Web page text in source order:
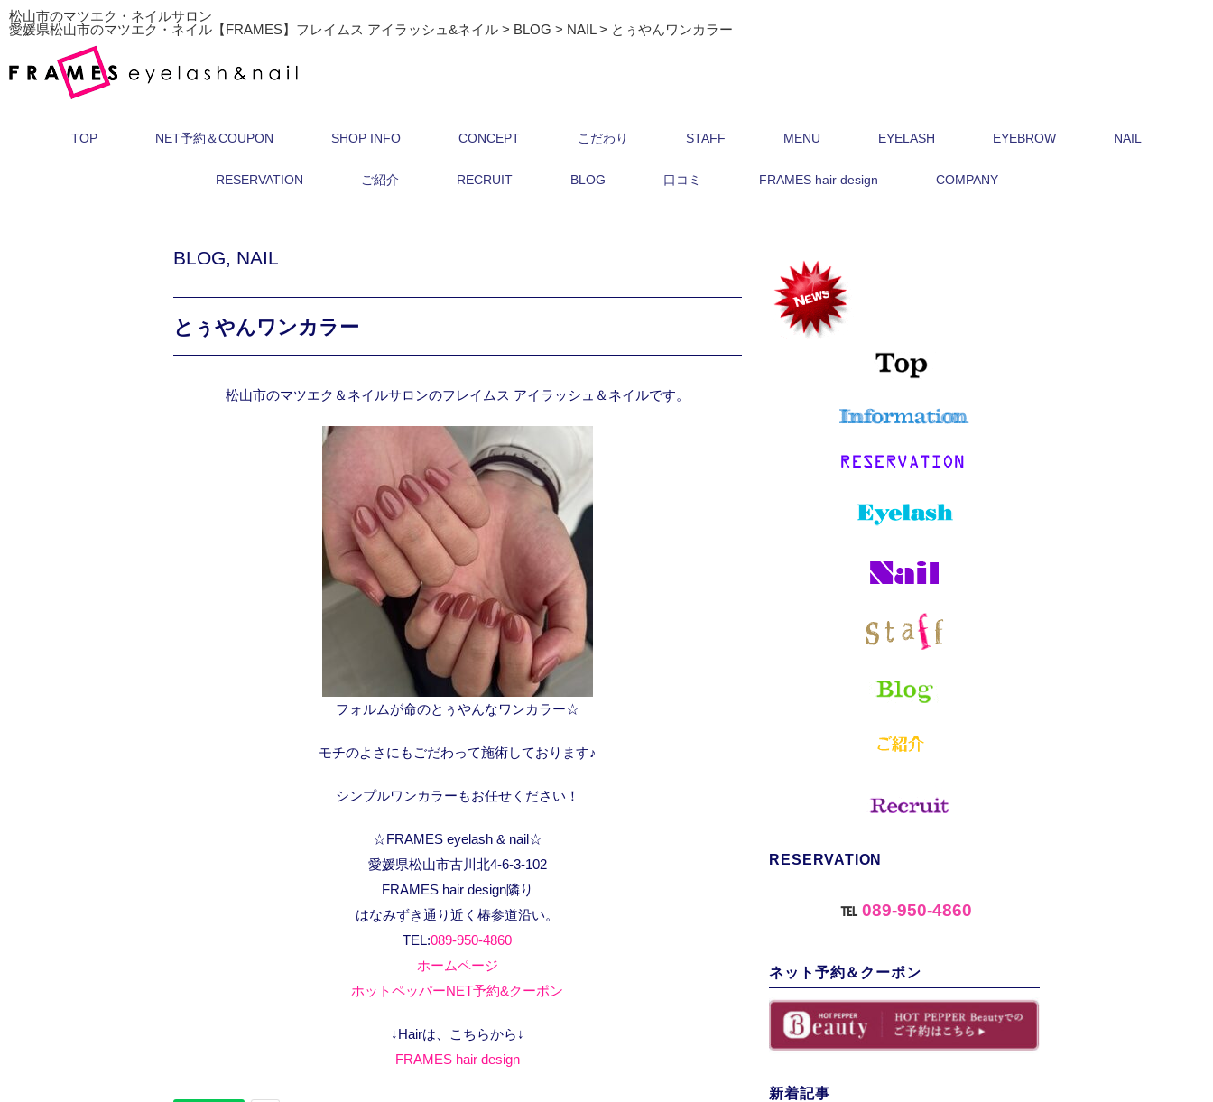
松山市のマツエク・ネイルサロン
愛媛県松山市のマツエク・ネイル【FRAMES】フレイムス アイラッシュ&ネイル > BLOG > NAIL> とぅやんワンカラー
TOP NET予約＆COUPON SHOP INFO CONCEPT こだわり STAFF MENU EYELASH EYEBROW NAIL
RESERVATION ご紹介 RECRUIT BLOG 口コミ FRAMES hair design COMPANY
BLOG, NAIL
とぅやんワンカラー
松山市のマツエク＆ネイルサロンのフレイムス アイラッシュ＆ネイルです。
フォルムが命のとぅやんなワンカラー☆
モチのよさにもごだわって施術しております♪
シンプルワンカラーもお任せください！
☆FRAMES eyelash & nail☆
愛媛県松山市古川北4-6-3-102
FRAMES hair design隣り
はなみずき通り近く椿参道沿い。
TEL:089-950-4860
ホームページ
ホットペッパーNET予約&クーポン
↓Hairは、こちらから↓
FRAMES hair design
RESERVATION
℡089-950-4860
ネット予約＆クーポン
新着記事